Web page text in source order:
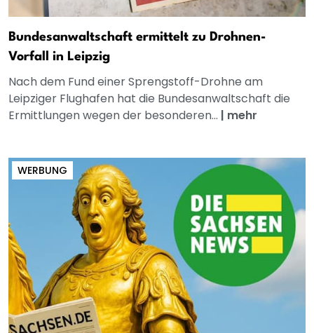
Bundesanwaltschaft ermittelt zu Drohnen-
Vorfall in Leipzig
Nach dem Fund einer Sprengstoff-Drohne am
Leipziger Flughafen hat die Bundesanwaltschaft die
Ermittlungen wegen der besonderen... | mehr
WERBUNG